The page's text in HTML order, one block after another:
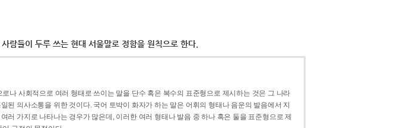
람들이 두루 쓰는 현대 서울말로 정함을 원칙으로 한다.
로나 사회적으로 여러 형태로 쓰이는 말을 단수 혹은 복수의 표준형으로 제시하는 것은 그 나라
된 의사소통을 위한 것이다. 국어 토박이 화자가 하는 말은 어휘의 형태나 음운의 발음에서 지
러 가지로 나타나는 경우가 많은데, 이러한 여러 형태나 발음 중 하나 혹은 둘을 표준형으로 제